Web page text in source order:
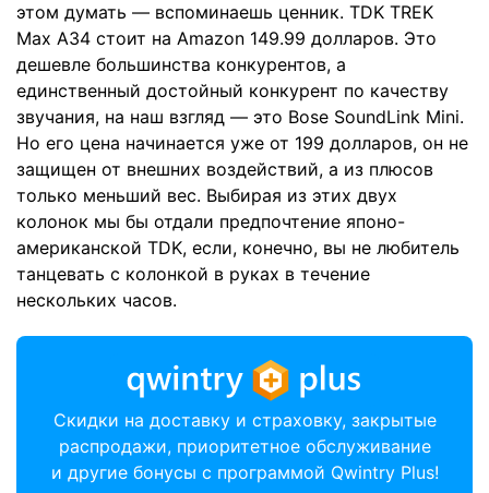
этом думать — вспоминаешь ценник. TDK TREK
Max A34 стоит на Amazon 149.99 долларов. Это
дешевле большинства конкурентов, а
единственный достойный конкурент по качеству
звучания, на наш взгляд — это Bose SoundLink Mini.
Но его цена начинается уже от 199 долларов, он не
защищен от внешних воздействий, а из плюсов
только меньший вес. Выбирая из этих двух
колонок мы бы отдали предпочтение японо-
американской TDK, если, конечно, вы не любитель
танцевать с колонкой в руках в течение
нескольких часов.
Скидки на доставку и страховку, закрытые
распродажи, приоритетное обслуживание
и другие бонусы с программой Qwintry Plus!